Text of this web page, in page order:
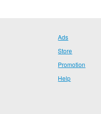
Ads
Store
Promotion
Help